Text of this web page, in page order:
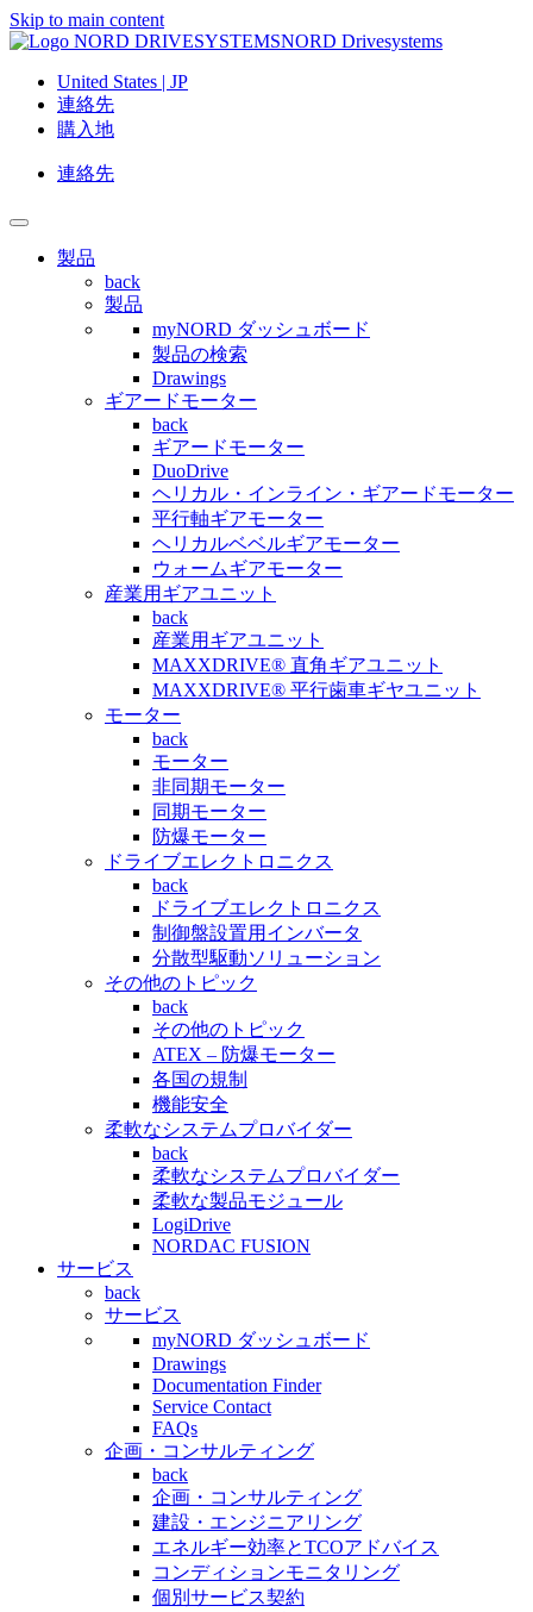
Skip to main content
NORD Drivesystems
United States | JP
連絡先
購入地
連絡先
製品
back
製品
myNORD ダッシュボード
製品の検索
Drawings
ギアードモーター
back
ギアードモーター
DuoDrive
ヘリカル・インライン・ギアードモーター
平行軸ギアモーター
ヘリカルベベルギアモーター
ウォームギアモーター
産業用ギアユニット
back
産業用ギアユニット
MAXXDRIVE® 直角ギアユニット
MAXXDRIVE® 平行歯車ギヤユニット
モーター
back
モーター
非同期モーター
同期モーター
防爆モーター
ドライブエレクトロニクス
back
ドライブエレクトロニクス
制御盤設置用インバータ
分散型駆動ソリューション
その他のトピック
back
その他のトピック
ATEX – 防爆モーター
各国の規制
機能安全
柔軟なシステムプロバイダー
back
柔軟なシステムプロバイダー
柔軟な製品モジュール
LogiDrive
NORDAC FUSION
サービス
back
サービス
myNORD ダッシュボード
Drawings
Documentation Finder
Service Contact
FAQs
企画・コンサルティング
back
企画・コンサルティング
建設・エンジニアリング
エネルギー効率とTCOアドバイス
コンディションモニタリング
個別サービス契約